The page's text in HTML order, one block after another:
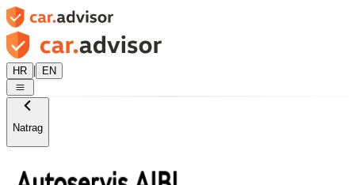
HR | EN
Natrag